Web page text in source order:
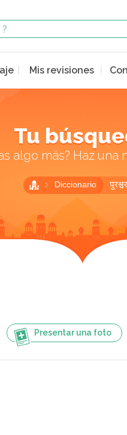
Mis revisiones
Tu
algo más? Haz una
Diccionario
Presentar una foto